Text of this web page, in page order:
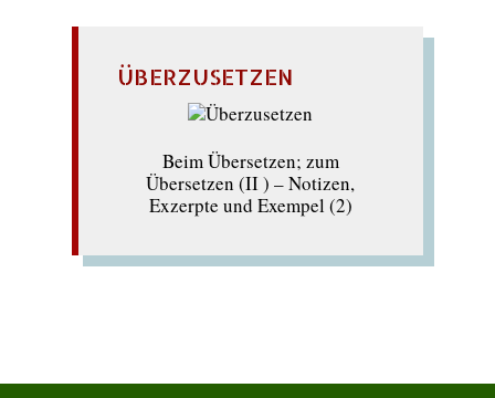
ÜBERZUSETZEN
Beim Übersetzen; zum
Übersetzen (II ) – Notizen,
Exzerpte und Exempel (2)